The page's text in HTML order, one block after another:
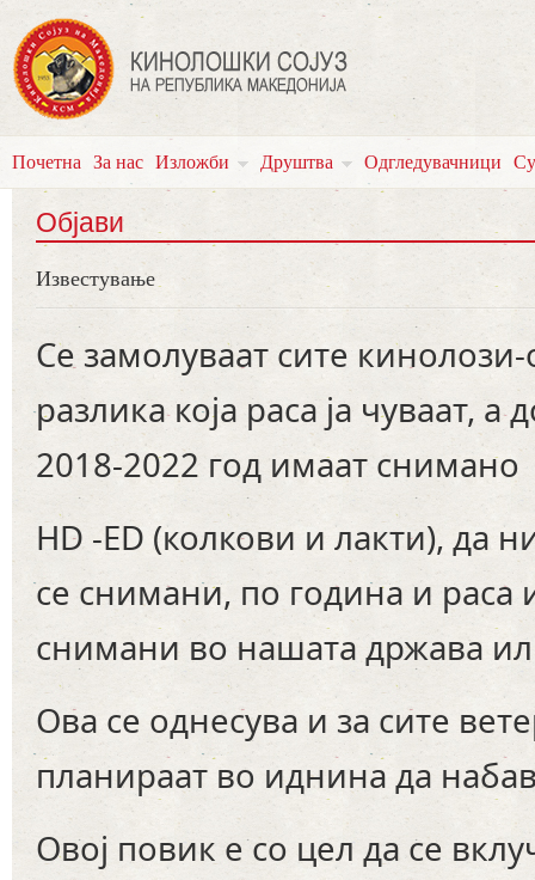
Почетна За нас Изложби Друштва Одгледувачници
Објави
Известување
Се замолуваат сите
разлика која раса ја чуваат,
2018-2022 год имаат снимано
HD -ED (колкови и лакти), да
се снимани, по година и раса
снимани во нашата држава
Ова се однесува и за сите
планираат во иднина да
Овој повик е со цел да се